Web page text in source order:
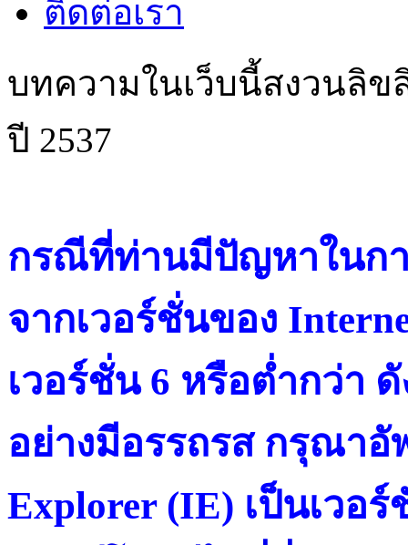
ติดต่อเรา
บทความในเว็บนี้สงวนลิ
ปี 2537
กรณีที่ท่านมีปัญหาในกา
จากเวอร์ชั่นของ
เวอร์ชั่น 6 หรือต่ำกว่า
อย่างมีอรรถรส กรุณาอั
Explorer (IE) เป็นเวอ